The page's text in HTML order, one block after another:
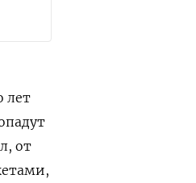
лет
от